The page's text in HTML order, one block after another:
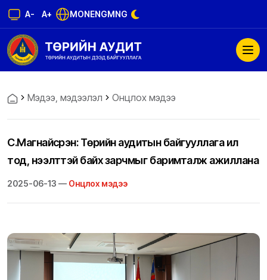
A- A+ MONENGMNG
Мэдээ, мэдээлэл Онцлох мэдээ
С.Магнайсүрэн: Төрийн аудитын байгууллага ил
тод, нээлттэй байх зарчмыг баримталж ажиллана
2025-06-13 — Онцлох мэдээ